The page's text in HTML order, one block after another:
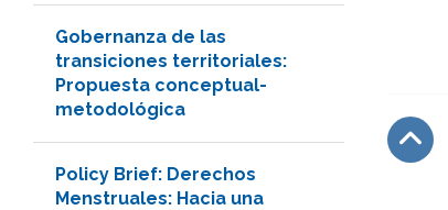
Gobernanza de las
transiciones territoriales:
Propuesta conceptual-
metodológica
Policy Brief: Derechos
Menstruales: Hacia una